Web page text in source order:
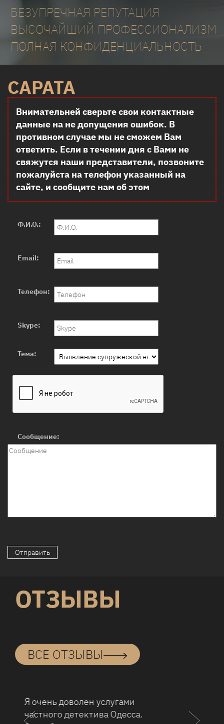
БЕЗУПРЕЧНАЯ РЕПУТАЦИЯ
ВЫСОЧАЙШИЙ ПРОФЕССИОНАЛИЗМ
ПОЛНАЯ КОНФИДЕНЦИАЛЬНОСТЬ
САРАТА
Внимательней сверьте свои контактные
данные на не допущения ошибок. В
противном случае мы не сможем Вам
ответить. Если в течении дня с Вами не
свяжутся наши представители, позвоните
пожалуйста на телефон указанный на
сайте, и сообщите нам об этом
Ф.И.О.:
Email:
Телефон:
Skype:
Тема:
Сообщение:
ОТЗЫВЫ
ВСЕ ОТЗЫВЫ
Большое спасибо
детективному агентству за